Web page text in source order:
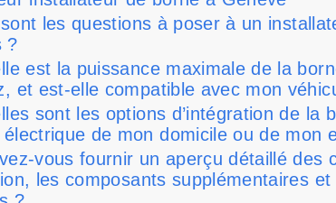
les questions à poser à un
?
est la puissance maximale de la
et est-elle compatible avec mon
sont les options d’intégration de la
de mon domicile ou de mon
vous fournir un aperçu détaillé des
les composants supplémentaires